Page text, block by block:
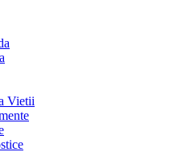
Vietii